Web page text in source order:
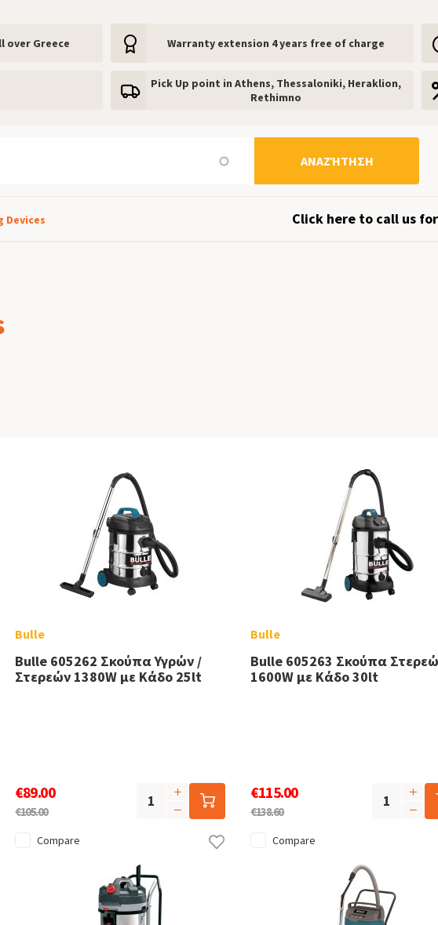
over Greece Warranty extension 4 years free of charge
Pick Up point in Athens, Thessaloniki, Heraklion,
Rethimno
ΑΝΑΖΉΤΗΣΗ
Devices Click here to call us for
Bulle
Bulle 605262 Σκούπα Υγρών /
Στερεών 1380W με Κάδο 25lt
€89.00
€105.00
Compare
Bulle
Bulle 605263 Σκούπα
1600W με Κάδο 30lt
€115.00
€138.60
Compare